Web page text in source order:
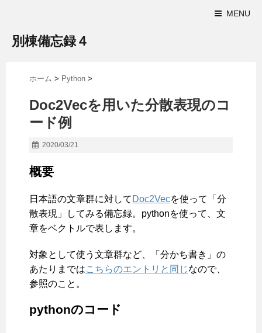
MENU
別棟備忘録４
ホーム > Python >
Doc2Vecを用いた分散表現のコ
ード例
2020/03/21
概要
日本語の文章群に対して Doc2Vecを使って「分
散表現」してみる備忘録。pythonを使って、文
章をベクトルで表します。
対象として使う文章群など、「分かち書き」の
あたりまではこちらのエントリと同じなので、
参照のこと。
pythonのコード